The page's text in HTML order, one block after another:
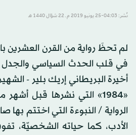
نُشر: 04:03-25 يونيو 2019 م ـ 22 شوّال 1440 هـ
لم تحظَ رواية من القرن العشرين
في قلب الحدث السياسي والجدل
أخيرة البريطاني إريك بلير -
الرواية / النبوءة التي اختتم
الأدب، كما حياته الشخصيّة،